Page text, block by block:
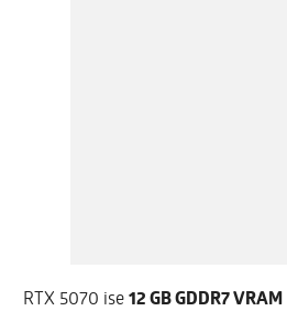
RTX 5070 ise12 GB GDDR7 VRAM